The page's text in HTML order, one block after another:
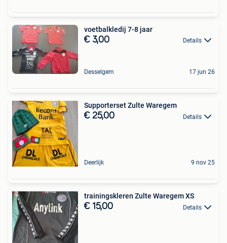
voetbalkledij 7-8 jaar
€ 3,00 Details
Desselgem 17 jun 26
Supporterset Zulte Waregem
€ 25,00 Details
Deerlijk 9 nov 25
trainingskleren Zulte Waregem XS
€ 15,00 Details